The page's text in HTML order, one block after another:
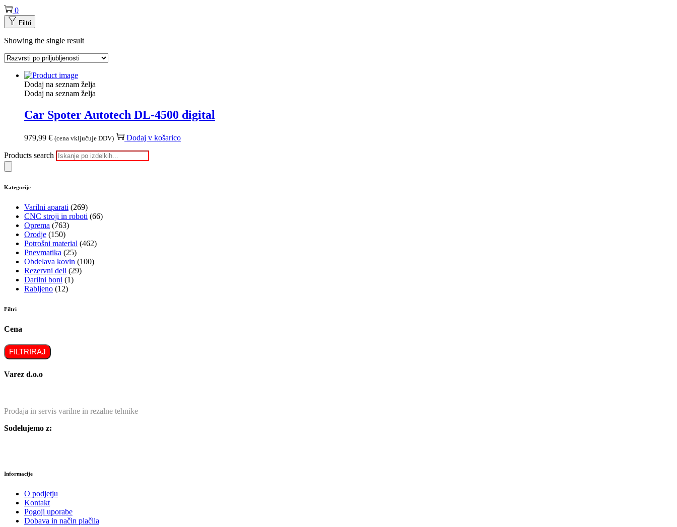
0
Filtri
Showing the single result
Dodaj na seznam želja
Dodaj na seznam želja
Car Spoter Autotech DL-4500 digital
979,99 € (cena vključuje DDV) Dodaj v košarico
Products search
Kategorije
Varilni aparati (269)
CNC stroji in roboti (66)
Oprema (763)
Orodje (150)
Potrošni material (462)
Pnevmatika (25)
Obdelava kovin (100)
Rezervni deli (29)
Darilni boni (1)
Rabljeno (12)
Filtri
Cena
FILTRIRAJ
Varez d.o.o
Prodaja in servis varilne in rezalne tehnike
Sodelujemo z:
Informacije
O podjetju
Kontakt
Pogoji uporabe
Dobava in način plačila